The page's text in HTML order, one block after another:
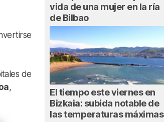
de
,
vida de una mujer en la ría
de Bilbao
El tiempo este viernes en
Bizkaia: subida notable de
las temperaturas máximas